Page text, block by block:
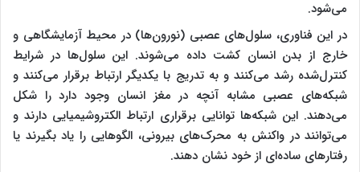
می‌شود.
در این فناوری، سلول‌های عصبی (نورون‌ها) در محیط آزمایشگاهی و
خارج از بدن انسان کشت داده می‌شوند. این سلول‌ها در شرایط
کنترل‌شده رشد می‌کنند و به تدریج با یکدیگر ارتباط برقرار می‌کنند و
شبکه‌های عصبی مشابه آنچه در مغز انسان وجود دارد را شکل
می‌دهند. این شبکه‌ها توانایی برقراری ارتباط الکتروشیمیایی دارند و
می‌توانند در واکنش به محرک‌های بیرونی، الگوهایی را یاد بگیرند یا
رفتارهای ساده‌ای از خود نشان دهند.